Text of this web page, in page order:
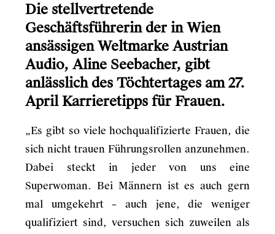
Info
Kontakt
Die stellvertretende
Geschäftsführerin der in Wien
ansässigen Weltmarke Austrian
Audio, Aline Seebacher, gibt
anlässlich des Töchtertages am 27.
April Karrieretipps für Frauen.
„Es gibt so viele hochqualifizierte Frauen, die
sich nicht trauen Führungsrollen anzunehmen.
Dabei steckt in jeder von uns eine
Superwoman. Bei Männern ist es auch gern
mal umgekehrt – auch jene, die weniger
qualifiziert sind, versuchen sich zuweilen als